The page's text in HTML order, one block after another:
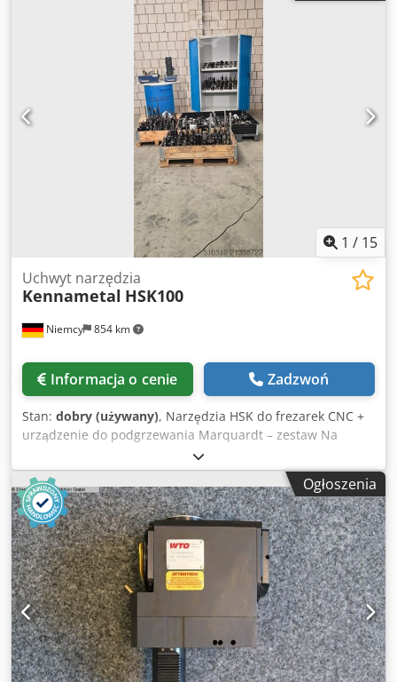
1 / 15
Niemcy 854 km
Uchwyt narzędzia
Kennametal HSK100
Informacja o cenie Zadzwoń
Stan: dobry (używany), Narzędzia HSK do frezarek CNC +
urządzenie do podgrzewania Marquardt – zestaw Na
sprzedaż oferujemy różnorodne narzędzia z uchwytem
HSK, pochodzące z zastosowań przemysłowych,
przeznaczone do frezarek CNC. 🔹 Zawartość oferty:
Obszerna partia narzędzi z uchwytem HSK, m.in.: – Wiertła
– Narzędzia frezarskie – Sondy pomiarowe / sondy
dotykowe Narzędzia głównie renomowanych producentów,
takich jak Kennametal Duża ilość – idealne dla zakładów
produkcyjnych, warsztatów lub odsprzedaży Stan i zakres
zgodny ze zdjęciami 🔹 Dodatkowo w ofercie: Urządzenie
do podgrzewania – Marquardt Spanntechnik Producent:
Marquardt Spanntechnik Numer typowy urządzenia:
32257-M437 Typ: 047.032.0.0.0 Zasilanie: 400 V / 50–60 Hz
Dwjdjynhxcepfx Ap Isa Maksymalny bezpiecznik: 16 A ➡️
Ogłoszenia